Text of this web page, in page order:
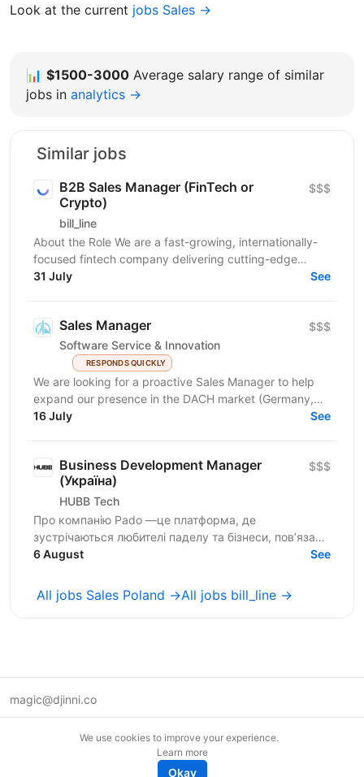
Look at the current jobs Sales →
📊 $1500-3000 Average salary range of similar
jobs in analytics →
Similar jobs
B2B Sales Manager (FinTech or
Crypto)
bill_line
$$$
About the Role We are a fast-growing, internationally-
focused fintech company delivering cutting-edge
crypto processing and payment solutions. As we
31 July See
Sales Manager
Software Service & Innovation
RESPONDS QUICKLY
$$$
We are looking for a proactive Sales Manager to help
expand our presence in the DACH market (Germany,
Austria, Switzerland) by identifying new business...
16 July See
Business Development Manager
(Україна)
HUBB Tech
$$$
Про компанію Pado —це платформа, де
зустрічаються любителі паделу та бізнеси, пов’язані
з цією грою. Ми створюємо простір для розвитку
6 August See
All jobs Sales Poland →All jobs bill_line →
magic@djinni.co
We use cookies to improve your experience.
Learn more
Okay